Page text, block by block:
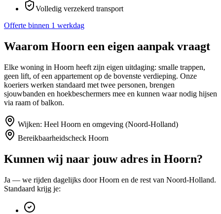
Volledig verzekerd transport
Offerte binnen 1 werkdag
Waarom Hoorn een eigen aanpak vraagt
Elke woning in Hoorn heeft zijn eigen uitdaging: smalle trappen,
geen lift, of een appartement op de bovenste verdieping. Onze
koeriers werken standaard met twee personen, brengen
sjouwbanden en hoekbeschermers mee en kunnen waar nodig hijsen
via raam of balkon.
Wijken: Heel Hoorn en omgeving (Noord-Holland)
Bereikbaarheidscheck Hoorn
Kunnen wij naar jouw adres in Hoorn?
Ja — we rijden dagelijks doorHoorn en de rest van Noord-Holland.
Standaard krijg je: